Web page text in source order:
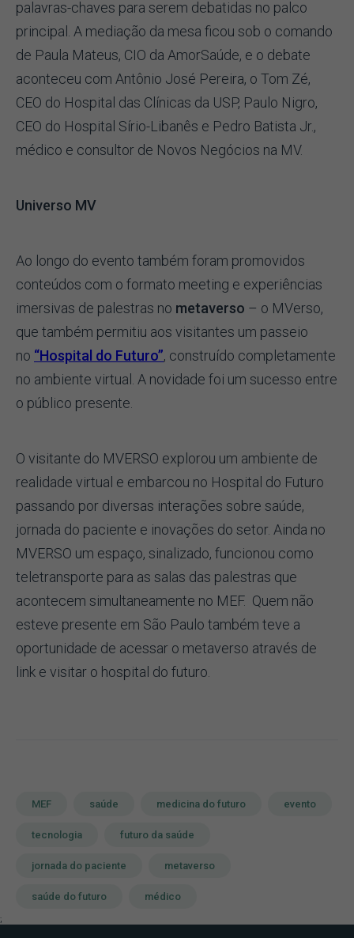
palavras-chaves para serem debatidas no palco
principal. A mediação da mesa ficou sob o comando
de Paula Mateus, CIO da AmorSaúde, e o debate
aconteceu com Antônio José Pereira, o Tom Zé,
CEO do Hospital das Clínicas da USP, Paulo Nigro,
CEO do Hospital Sírio-Libanês e Pedro Batista Jr.,
médico e consultor de Novos Negócios na MV.
Universo MV
Ao longo do evento também foram promovidos
conteúdos com o formato meeting e experiências
imersivas de palestras no metaverso – o MVerso,
que também permitiu aos visitantes um passeio
no “Hospital do Futuro”, construído completamente
no ambiente virtual. A novidade foi um sucesso entre
o público presente.
O visitante do MVERSO explorou um ambiente de
realidade virtual e embarcou no Hospital do Futuro
passando por diversas interações sobre saúde,
jornada do paciente e inovações do setor. Ainda no
MVERSO um espaço, sinalizado, funcionou como
teletransporte para as salas das palestras que
acontecem simultaneamente no MEF. Quem não
esteve presente em São Paulo também teve a
oportunidade de acessar o metaverso através de
link e visitar o hospital do futuro.
MEF saúde medicina do futuro evento
tecnologia futuro da saúde
jornada do paciente metaverso
saúde do futuro médico
;